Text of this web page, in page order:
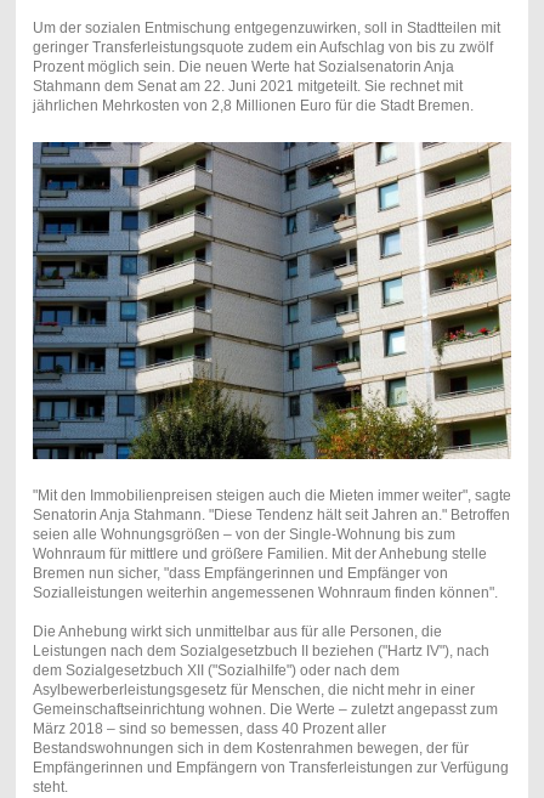
Um der sozialen Entmischung entgegenzuwirken, soll in Stadtteilen mit
geringer Transferleistungsquote zudem ein Aufschlag von bis zu zwölf
Prozent möglich sein. Die neuen Werte hat Sozialsenatorin Anja
Stahmann dem Senat am 22. Juni 2021 mitgeteilt. Sie rechnet mit
jährlichen Mehrkosten von 2,8 Millionen Euro für die Stadt Bremen.
"Mit den Immobilienpreisen steigen auch die Mieten immer weiter", sagte
Senatorin Anja Stahmann. "Diese Tendenz hält seit Jahren an." Betroffen
seien alle Wohnungsgrößen – von der Single-Wohnung bis zum
Wohnraum für mittlere und größere Familien. Mit der Anhebung stelle
Bremen nun sicher, "dass Empfängerinnen und Empfänger von
Sozialleistungen weiterhin angemessenen Wohnraum finden können".
Die Anhebung wirkt sich unmittelbar aus für alle Personen, die
Leistungen nach dem Sozialgesetzbuch II beziehen ("Hartz IV"), nach
dem Sozialgesetzbuch XII ("Sozialhilfe") oder nach dem
Asylbewerberleistungsgesetz für Menschen, die nicht mehr in einer
Gemeinschaftseinrichtung wohnen. Die Werte – zuletzt angepasst zum
März 2018 – sind so bemessen, dass 40 Prozent aller
Bestandswohnungen sich in dem Kostenrahmen bewegen, der für
Empfängerinnen und Empfängern von Transferleistungen zur Verfügung
steht.